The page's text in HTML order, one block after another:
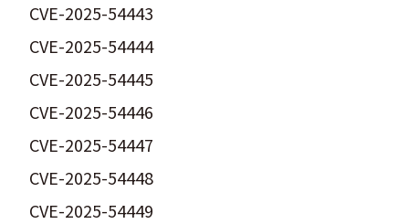
CVE-2025-54443
CVE-2025-54444
CVE-2025-54445
CVE-2025-54446
CVE-2025-54447
CVE-2025-54448
CVE-2025-54449